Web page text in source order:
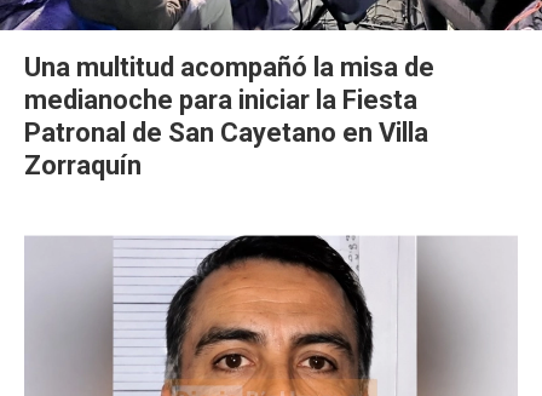
Una multitud acompañó la misa de
medianoche para iniciar la Fiesta
Patronal de San Cayetano en Villa
Zorraquín